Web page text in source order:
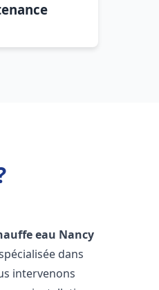
eau Nancy
dans
intervenons